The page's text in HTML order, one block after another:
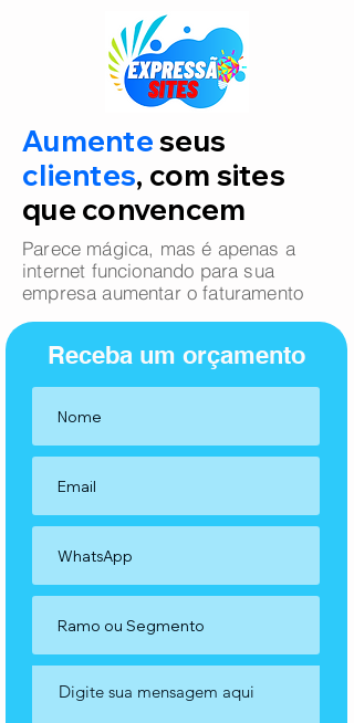
Aumenteseus
clientes, com sites
que convencem
Parece mágica, mas é apenas a
internet funcionando para sua
empresa aumentar o faturamento
Receba um orçamento